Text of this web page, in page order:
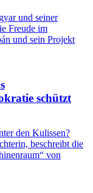
und seiner
Freude im
und sein Projekt
schützt
den Kulissen?
beschreibt die
von